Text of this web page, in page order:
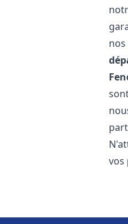
nos
vos